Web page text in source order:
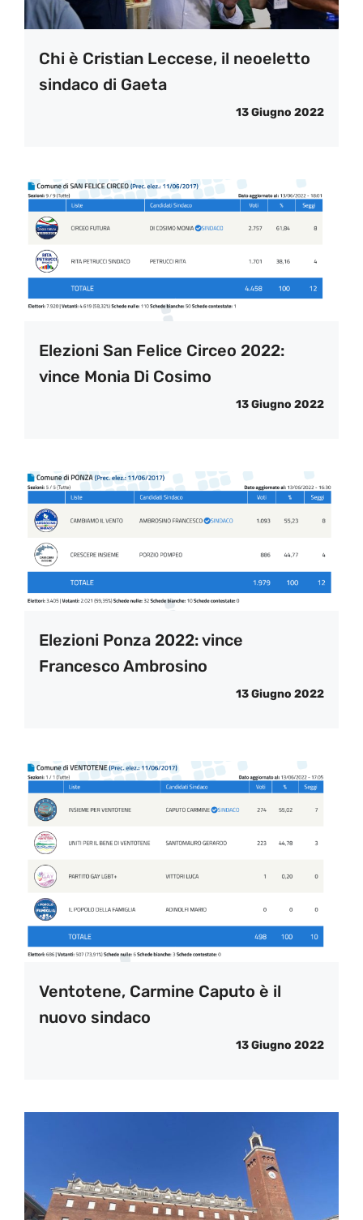
Chi è Cristian Leccese, il neoeletto
sindaco di Gaeta
13 Giugno 2022
Elezioni San Felice Circeo 2022:
vince Monia Di Cosimo
13 Giugno 2022
Elezioni Ponza 2022: vince
Francesco Ambrosino
13 Giugno 2022
Ventotene, Carmine Caputo è il
nuovo sindaco
13 Giugno 2022